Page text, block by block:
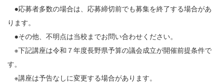
●応募者多数の場合は、応募締切前でも募集を終了する場合があ
ります。
●その他、不明点は当校までお問い合わせください。
※下記講座は令和７年度長野県予算の議会成立が開催前提条件で
す。
※講座は予告なしに変更する場合があります。